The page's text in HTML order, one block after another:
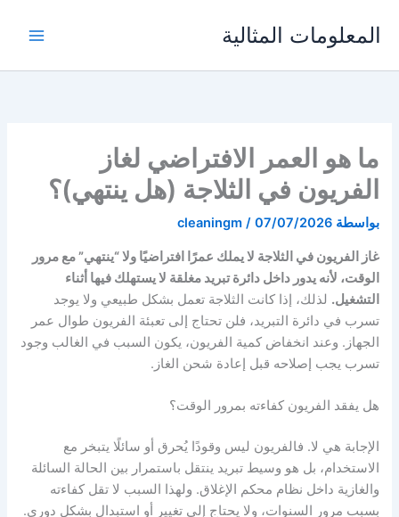
المعلومات المثالية
ما هو العمر الافتراضي لغاز
الفريون في الثلاجة (هل ينتهي)؟
بواسطة cleaningm / 07/07/2026
غاز الفريون في الثلاجة لا يملك عمرًا افتراضيًا ولا “ينتهي” مع مرور
الوقت، لأنه يدور داخل دائرة تبريد مغلقة لا يستهلك فيها أثناء
التشغيل. لذلك، إذا كانت الثلاجة تعمل بشكل طبيعي ولا يوجد
تسرب في دائرة التبريد، فلن تحتاج إلى تعبئة الفريون طوال عمر
الجهاز. وعند انخفاض كمية الفريون، يكون السبب في الغالب وجود
تسرب يجب إصلاحه قبل إعادة شحن الغاز.
هل يفقد الفريون كفاءته بمرور الوقت؟
الإجابة هي لا. فالفريون ليس وقودًا يُحرق أو سائلًا يتبخر مع
الاستخدام، بل هو وسيط تبريد ينتقل باستمرار بين الحالة السائلة
والغازية داخل نظام محكم الإغلاق. ولهذا السبب لا تقل كفاءته
بسبب مرور السنوات، ولا يحتاج إلى تغيير أو استبدال بشكل دوري.